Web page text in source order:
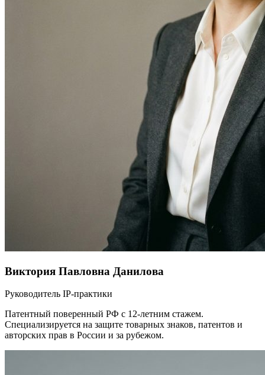
Виктория Павловна Данилова
Руководитель IP-практики
Патентный поверенный РФ с 12-летним стажем.
Специализируется на защите товарных знаков, патентов и
авторских прав в России и за рубежом.